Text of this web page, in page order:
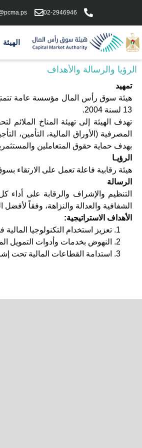
02-2946946
الهيئة
الرؤيا والرسالة والأهداف
تمهيد
13 لسنة 2004.
تهدف الهيئة إلى تهيئة المناخ
المصرفية (الأوراق المالية، التأمين،
بهدف حماية حقوق المتعاملين
الرؤيـا
هيئة رقابية فاعلة تعمل على الارتقاء
الرسالة
التنظيم والإشراف والرقابة على أداء
الشفافية والعدالة والنزاهة، وفقاً
الأهداف الاستراتيجية:
تعزيز استخدام التكنولوجيا
النهوض بخدمات وأدوات التمويل
استدامة القطاعات المالية تحت